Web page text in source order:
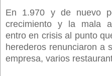
En 1.970 y de nuevo
crecimiento y la mala
entro en crisis al punto
herederos renunciaron a
empresa, varios